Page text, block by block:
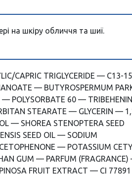
на шкіру обличчя та шиї.
CAPRIC TRIGLYCERIDE — C13-15
— BUTYROSPERMUM
— POLYSORBATE 60 —
STEARATE — GLYCERIN —
— SHOREA STENOPTERA SEED
SEED OIL — SODIUM
— POTASSIUM
GUM — PARFUM
FRUIT EXTRACT — CI 77891